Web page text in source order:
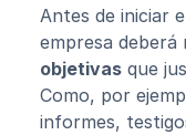
Antes de iniciar
empresa deberá
objetivas que
Como, por
informes,